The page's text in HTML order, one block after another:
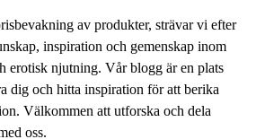
av produkter, strävar vi efter
inspiration och gemenskap inom
erotisk njutning. Vår blogg är en plats
dig och hitta inspiration för att berika
Välkommen att utforska och dela
oss.